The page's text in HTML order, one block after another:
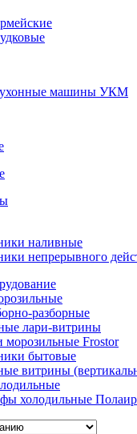
машины УКМ
наливные
непрерывного
разборные
лари-витрины
морозильные Frostor
бытовые
витрины
холодильные Полаир